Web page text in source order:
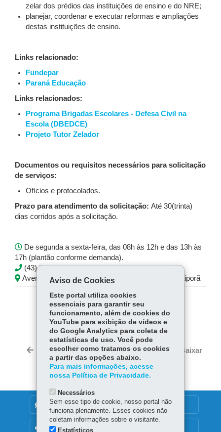
zelar dos prédios das instituições de ensino e do NRE;
planejar, coordenar e executar reformas e ampliações
destas instituições de ensino.
Links relacionado:
Fundepar
Paraná Educação
Links relacionados:
Programa Brigadas Escolares - Defesa Civil na
Escola (DBEDCE)
Projeto Tutor Zelador
Documentos ou requisitos necessários para solicitação
de serviços:
Ofícios e protocolados.
Prazo para atendimento da solicitação: Até 30(trinta)
dias corridos após a solicitação.
De segunda a sexta-feira, das 08h às 12h e das 13h às
17h (plantão conforme demanda).
(43) 3472-5752
Avenida Minas Gerais, 295, 1º andar - Centro - Ivaiporã
COMPARTILHE:
Fa
ce
bo
ok
Tw
itt
er
W
ha
ts
p
Voltar Início Imprimir Baixar
DENUNCIE CORRUPÇÃO
OUVIDORIA
Aviso de Cookies
Este portal utiliza cookies
essenciais para garantir seu
funcionamento, além de cookies do
YouTube para exibição de vídeos e
do Google Analytics para coleta de
estatísticas de uso. Você pode
escolher como tratamos os cookies
a partir das opções abaixo.
Para mais informações, acesse
nossa Política de Privacidade.
Necessários
Sem esse tipo de cookie, nosso portal não
funciona plenamente. Esses cookies não
coletam informações sobre o visitante.
Estatísticos